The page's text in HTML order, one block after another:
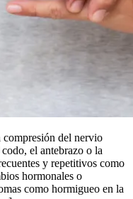
del nervio
el antebrazo o la
y repetitivos como
hormonales o
como hormigueo en la